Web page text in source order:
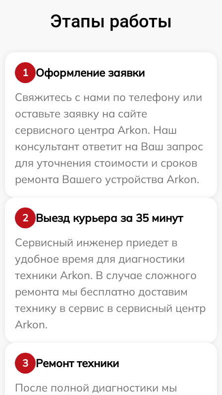
Этапы работы
1
Оформление заявки
Свяжитесь с нами по телефону или
оставьте заявку на сайте
сервисного центра Arkon. Наш
консультант ответит на Ваш запрос
для уточнения стоимости и сроков
ремонта Вашего устройства Arkon.
2
Выезд курьера за 35 минут
Сервисный инженер приедет в
удобное время для диагностики
техники Arkon. В случае сложного
ремонта мы бесплатно доставим
технику в сервис в сервисный центр
Arkon.
3
Ремонт техники
После полной диагностики мы